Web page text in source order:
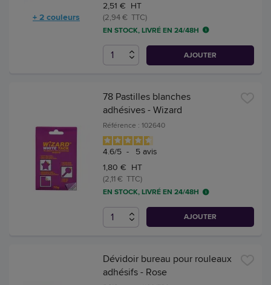
+ 2 couleurs
2,51 € HT
(2,94 € TTC)
EN STOCK, LIVRÉ EN 24/48H
AJOUTER
78 Pastilles blanches
adhésives - Wizard
Référence : 102640
4.6/5 - 5 avis
1,80 € HT
(2,11 € TTC)
EN STOCK, LIVRÉ EN 24/48H
AJOUTER
Dévidoir bureau pour rouleaux
adhésifs - Rose